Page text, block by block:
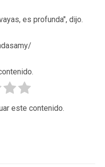
es profunda", dijo.
este contenido.